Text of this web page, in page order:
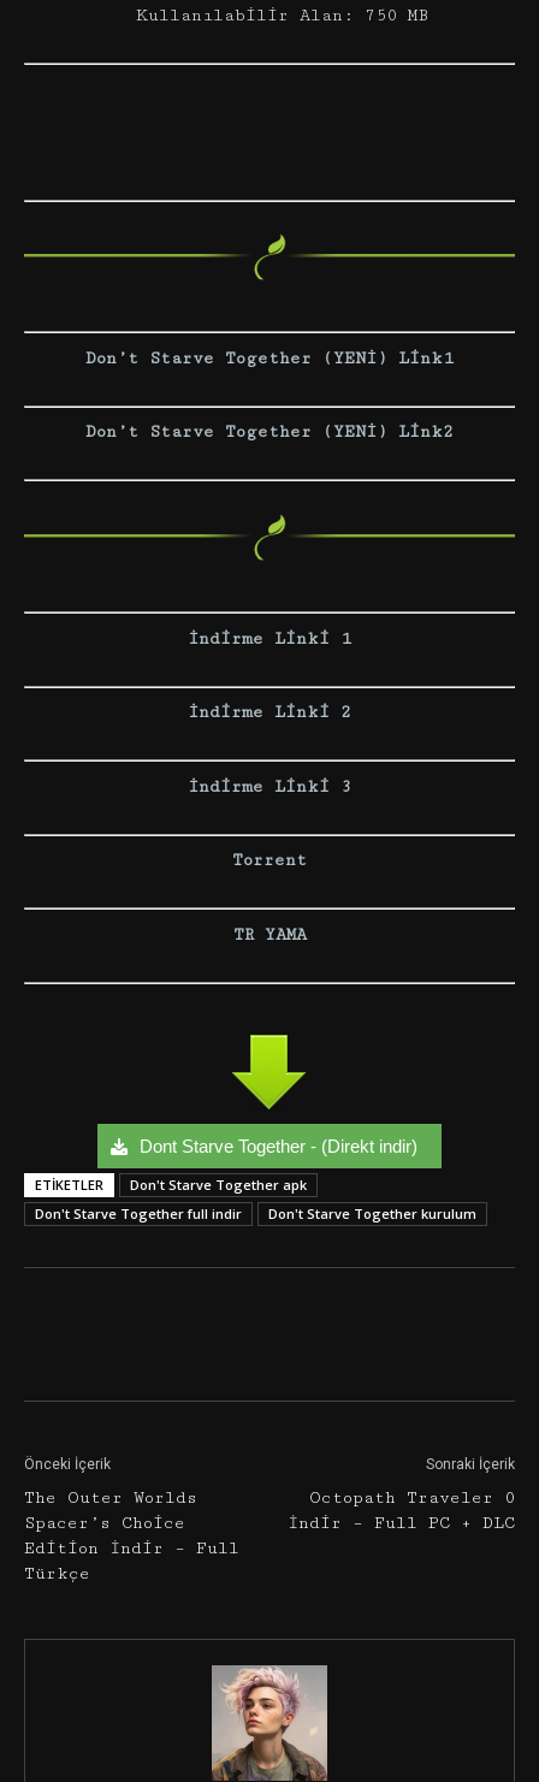
Kullanılabilir Alan: 750 MB
Don’t Starve Together (YENİ) Link1
Don’t Starve Together (YENİ) Link2
İndirme Linki 1
İndirme Linki 2
İndirme Linki 3
Torrent
TR YAMA
Dont Starve Together - (Direkt indir)
ETIKETLER
Don't Starve Together apk
Don't Starve Together full indir
Don't Starve Together kurulum
Önceki İçerik
The Outer Worlds
Spacer’s Choice
Edition İndir – Full
Türkçe
Sonraki İçerik
Octopath Traveler 0
İndir – Full PC + DLC